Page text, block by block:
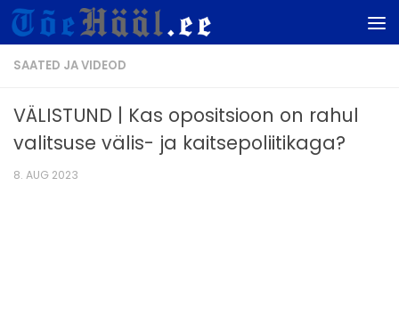
Skip to content
SAATED JA VIDEOD
VÄLISTUND | Kas opositsioon on rahul
valitsuse välis- ja kaitsepoliitikaga?
8. AUG 2023